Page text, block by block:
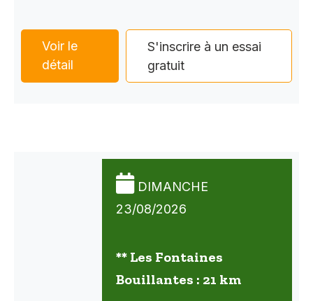
Voir le
détail
S'inscrire à un essai
gratuit
DIMANCHE
23/08/2026
** Les Fontaines
Bouillantes : 21 km